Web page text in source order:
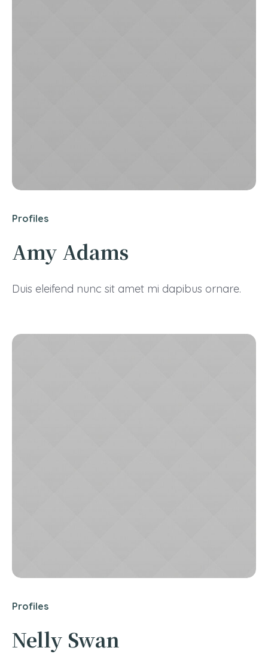
Profiles
Amy Adams
Duis eleifend nunc sit amet mi dapibus ornare.
Profiles
Nelly Swan